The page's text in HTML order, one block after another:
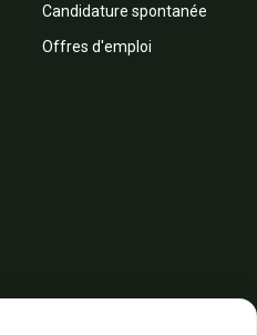
Candidature spontanée
Offres d'emploi